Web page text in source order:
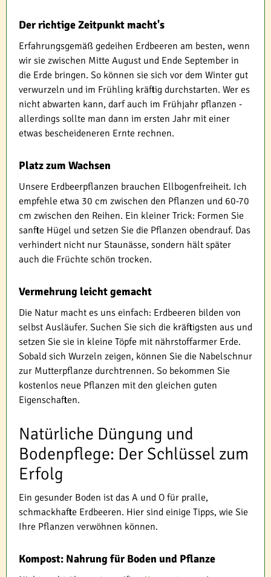
Der richtige Zeitpunkt macht's
Erfahrungsgemäß gedeihen Erdbeeren am besten, wenn
wir sie zwischen Mitte August und Ende September in
die Erde bringen. So können sie sich vor dem Winter gut
verwurzeln und im Frühling kräftig durchstarten. Wer es
nicht abwarten kann, darf auch im Frühjahr pflanzen -
allerdings sollte man dann im ersten Jahr mit einer
etwas bescheideneren Ernte rechnen.
Platz zum Wachsen
Unsere Erdbeerpflanzen brauchen Ellbogenfreiheit. Ich
empfehle etwa 30 cm zwischen den Pflanzen und 60-70
cm zwischen den Reihen. Ein kleiner Trick: Formen Sie
sanfte Hügel und setzen Sie die Pflanzen obendrauf. Das
verhindert nicht nur Staunässe, sondern hält später
auch die Früchte schön trocken.
Vermehrung leicht gemacht
Die Natur macht es uns einfach: Erdbeeren bilden von
selbst Ausläufer. Suchen Sie sich die kräftigsten aus und
setzen Sie sie in kleine Töpfe mit nährstoffarmer Erde.
Sobald sich Wurzeln zeigen, können Sie die Nabelschnur
zur Mutterpflanze durchtrennen. So bekommen Sie
kostenlos neue Pflanzen mit den gleichen guten
Eigenschaften.
Natürliche Düngung und
Bodenpflege: Der Schlüssel zum
Erfolg
Ein gesunder Boden ist das A und O für pralle,
schmackhafte Erdbeeren. Hier sind einige Tipps, wie Sie
Ihre Pflanzen verwöhnen können.
Kompost: Nahrung für Boden und Pflanze